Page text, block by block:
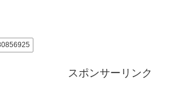
スポンサーリンク